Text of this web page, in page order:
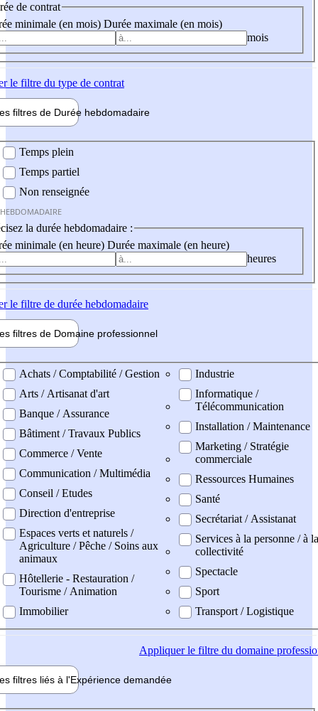
de contrat
minimale (en mois) Durée maximale (en mois)
mois
le filtre du type de contrat
filtres de Durée hebdomadaire
Temps plein
Temps partiel
Non renseignée
la durée hebdomadaire :
minimale (en heure) Durée maximale (en heure)
heures
le filtre de durée hebdomadaire
filtres de Domaine professionnel
professionel
Achats / Comptabilité / Gestion
Arts / Artisanat d'art
Banque / Assurance
Bâtiment / Travaux Publics
Commerce / Vente
Communication / Multimédia
Conseil / Etudes
Direction d'entreprise
Espaces verts et naturels /
Agriculture / Pêche / Soins aux
animaux
Hôtellerie - Restauration /
Tourisme / Animation
Immobilier
Industrie
Informatique /
Télécommunication
Installation / Maintenance
Marketing / Stratégie
commerciale
Ressources Humaines
Santé
Secrétariat / Assistanat
Services à la personne / à la
collectivité
Spectacle
Sport
Transport / Logistique
Appliquerle filtre du domaine
filtres liés à l'Expérience demandée